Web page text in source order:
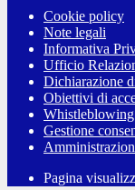
Cookie policy
Note legali
Informativa
Ufficio
Dichiarazione
Obiettivi di
Whistleblowing
Gestione
Pagina